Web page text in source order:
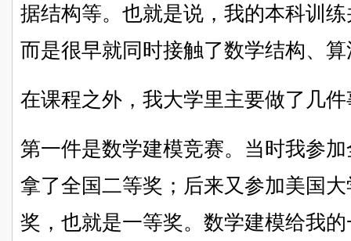
据结构等。也就是说，我的本科训
而是很早就同时接触了数学结构、
在课程之外，我大学里主要做了几
第一件是数学建模竞赛。当时我参
拿了全国二等奖；后来又参加美国
奖，也就是一等奖。数学建模给我